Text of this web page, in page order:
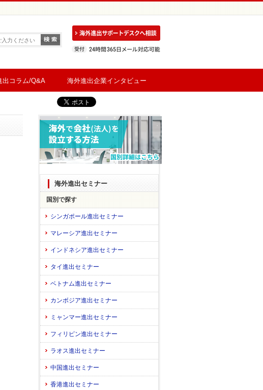
出コラム/Q&A 海外進出企業インタビュー
海外進出セミナー
国別で探す
シンガポール進出セミナー
マレーシア進出セミナー
インドネシア進出セミナー
タイ進出セミナー
ベトナム進出セミナー
カンボジア進出セミナー
ミャンマー進出セミナー
フィリピン進出セミナー
ラオス進出セミナー
中国進出セミナー
香港進出セミナー